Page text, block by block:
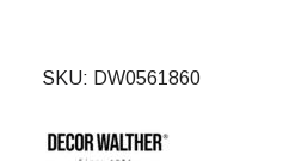
SKU DW0561860